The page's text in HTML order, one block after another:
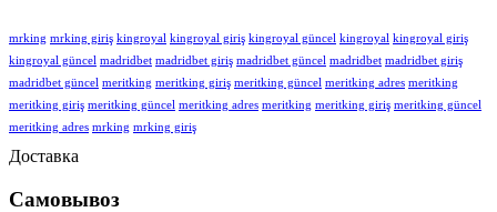
mrking mrking giriş kingroyal kingroyal giriş kingroyal güncel kingroyal kingroyal giriş
kingroyal güncel madridbet madridbet giriş madridbet güncel madridbet madridbet giriş
madridbet güncel meritking meritking giriş meritking güncel meritking adres meritking
meritking giriş meritking güncel meritking adres meritking meritking giriş meritking güncel
meritking adres mrking mrking giriş
Доставка
Самовывоз